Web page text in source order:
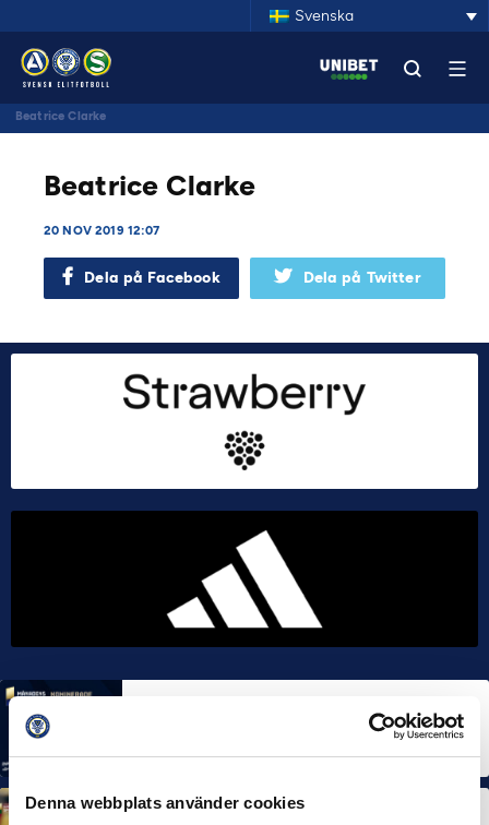
Denna webbplats använder cookies
Svenska
Beatrice Clarke
Beatrice Clarke
20 NOV 2019 12:07
Dela på Facebook Dela på Twitter
MÅNADENS TRÄNARE
Rösta på Månadens Spelare & Tränare i juli